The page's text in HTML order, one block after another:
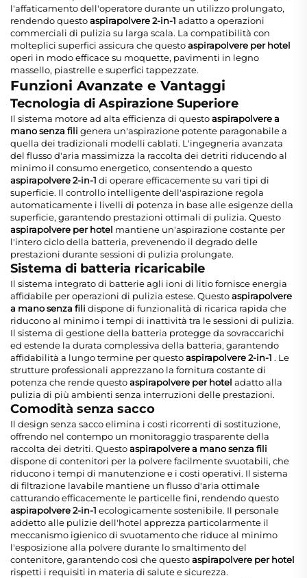
l'affaticamento dell'operatore durante un utilizzo prolungato,
rendendo questoaspirapolvere 2-in-1 adatto a operazioni
commerciali di pulizia su larga scala. La compatibilità con
molteplici superfici assicura che questoaspirapolvere per hotel
operi in modo efficace su moquette, pavimenti in legno
massello, piastrelle e superfici tappezzate.
Funzioni Avanzate e Vantaggi
Tecnologia di Aspirazione Superiore
Il sistema motore ad alta efficienza di questoaspirapolvere a
mano senza fili genera un'aspirazione potente paragonabile a
quella dei tradizionali modelli cablati. L'ingegneria avanzata
del flusso d'aria massimizza la raccolta dei detriti riducendo al
minimo il consumo energetico, consentendo a questo
aspirapolvere 2-in-1 di operare efficacemente su vari tipi di
superficie. Il controllo intelligente dell'aspirazione regola
automaticamente i livelli di potenza in base alle esigenze della
superficie, garantendo prestazioni ottimali di pulizia. Questo
aspirapolvere per hotel mantiene un'aspirazione costante per
l'intero ciclo della batteria, prevenendo il degrado delle
prestazioni durante sessioni di pulizia prolungate.
Sistema di batteria ricaricabile
Il sistema integrato di batterie agli ioni di litio fornisce energia
affidabile per operazioni di pulizia estese. Questoaspirapolvere
a mano senza fili dispone di funzionalità di ricarica rapida che
riducono al minimo i tempi di inattività tra le sessioni di pulizia.
Il sistema di gestione della batteria protegge da sovraccarichi
ed estende la durata complessiva della batteria, garantendo
affidabilità a lungo termine per questoaspirapolvere 2-in-1 . Le
strutture professionali apprezzano la fornitura costante di
potenza che rende questoaspirapolvere per hotel adatto alla
pulizia di più ambienti senza interruzioni delle prestazioni.
Comodità senza sacco
Il design senza sacco elimina i costi ricorrenti di sostituzione,
offrendo nel contempo un monitoraggio trasparente della
raccolta dei detriti. Questoaspirapolvere a mano senza fili
dispone di contenitori per la polvere facilmente svuotabili, che
riducono i tempi di manutenzione e i costi operativi. Il sistema
di filtrazione lavabile mantiene un flusso d'aria ottimale
catturando efficacemente le particelle fini, rendendo questo
aspirapolvere 2-in-1 ecologicamente sostenibile. Il personale
addetto alle pulizie dell'hotel apprezza particolarmente il
meccanismo igienico di svuotamento che riduce al minimo
l'esposizione alla polvere durante lo smaltimento del
contenitore, garantendo così che questoaspirapolvere per hotel
rispetti i requisiti in materia di salute e sicurezza.